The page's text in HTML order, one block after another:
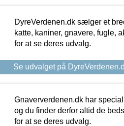
DyreVerdenen.dk sælger et
katte, kaniner, gnavere, fugle,
for at se deres udvalg.
Se udvalget på
Gnaververdenen.dk har
og du finder derfor altid de
for at se deres udvalg.